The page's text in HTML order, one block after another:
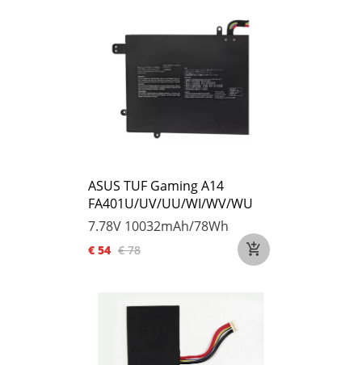
ASUS TUF Gaming A14
FA401U/UV/UU/WI/WV/WU
7.78V 10032mAh/78Wh
€ 54 € 78